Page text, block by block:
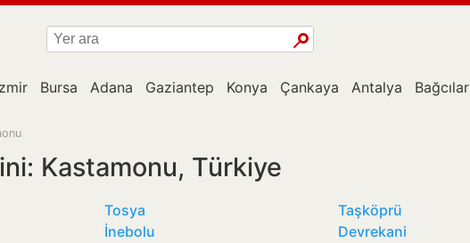
Bursa Adana Gaziantep Konya Çankaya Antalya Bağcılar
Kastamonu, Türkiye
Tosya
Taşköprü
İnebolu
Devrekani